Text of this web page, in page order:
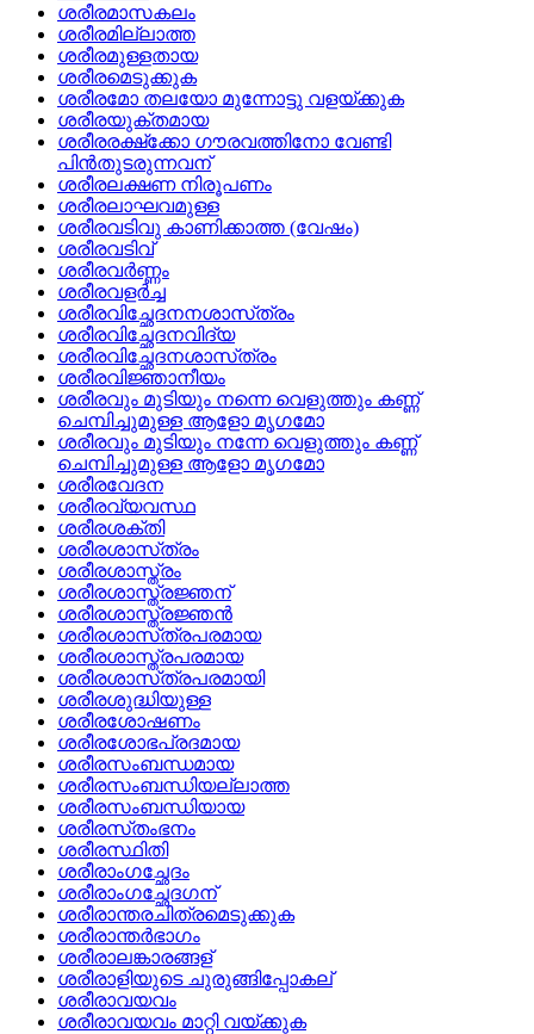
ശരീരമാസകലം
ശരീരമില്ലാത്ത
ശരീരമുള്ളതായ
ശരീരമെടുക്കുക
ശരീരമോ തലയോ മുന്നോട്ടു വളയ്‌ക്കുക
ശരീരയുക്തമായ
ശരീരരക്ഷ്‌ക്കോ ഗൗരവത്തിനോ വേണ്ടി
പിന്‍തുടരുന്നവന്
ശരീരലക്ഷണ നിരൂപണം
ശരീരലാഘവമുള്ള
ശരീരവടിവു കാണിക്കാത്ത (വേഷം)
ശരീരവടിവ്
ശരീരവര്‍ണ്ണം
ശരീരവളര്‍ച്ച
ശരീരവിച്ഛേദനനശാസ്‌ത്രം
ശരീരവിച്ഛേദനവിദ്യ
ശരീരവിച്ഛേദനശാസ്‌ത്രം
ശരീരവിജ്ഞാനീയം
ശരീരവും മുടിയും നന്നെ വെളുത്തും കണ്ണ്‌
ചെമ്പിച്ചുമുള്ള ആളോ മൃഗമോ
ശരീരവും മുടിയും നന്നേ വെളുത്തും കണ്ണ്‌
ചെമ്പിച്ചുമുള്ള ആളോ മൃഗമോ
ശരീരവേദന
ശരീരവ്യവസ്ഥ
ശരീരശക്തി
ശരീരശാസ്‌ത്രം
ശരീരശാസ്ത്രം
ശരീരശാസ്ത്രജ്ഞന്
ശരീരശാസ്ത്രജ്ഞന്‍
ശരീരശാസ്‌ത്രപരമായ
ശരീരശാസ്ത്രപരമായ
ശരീരശാസ്‌ത്രപരമായി
ശരീരശുദ്ധിയുള്ള
ശരീരശോഷണം
ശരീരശോഭപ്രദമായ
ശരീരസംബന്ധമായ
ശരീരസംബന്ധിയല്ലാത്ത
ശരീരസംബന്ധിയായ
ശരീരസ്‌തംഭനം
ശരീരസ്ഥിതി
ശരീരാംഗച്ഛേദം
ശരീരാംഗച്ഛേദഗന്
ശരീരാന്തരചിത്രമെടുക്കുക
ശരീരാന്തര്‍ഭാഗം
ശരീരാലങ്കാരങ്ങള്
ശരീരാളിയുടെ ചുരുങ്ങിപ്പോകല്
ശരീരാവയവം
ശരീരാവയവം മാറ്റി വയ്‌ക്കുക